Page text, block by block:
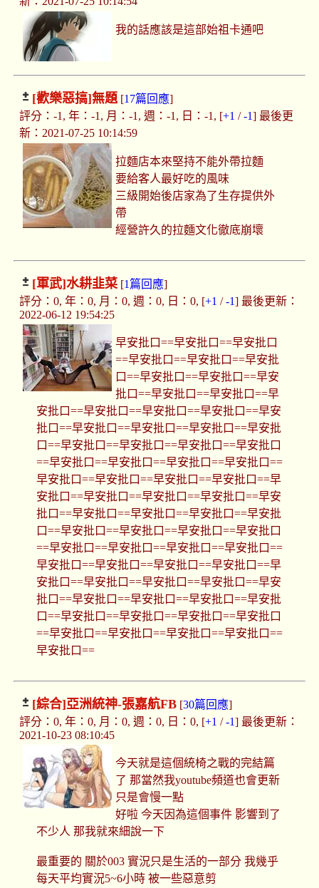
我的話應該是這部始祖卡通吧
[歡樂惡搞]無題[17篇回應]
評分：-1, 年：-1, 月：-1, 週：-1, 日：-1, [+1 /-1] 最後更
新：2021-07-25 10:14:59
拉麵店本來堅持不能外帶拉麵
要給客人最好吃的風味
三級開始後店家為了生存提供外
帶
經營許久的拉麵文化徹底崩壞
[軍武]水耕韭菜[1篇回應]
評分：0, 年：0, 月：0, 週：0, 日：0, [+1 /-1] 最後更新：
2022-06-12 19:54:25
早安批口==早安批口==早安批口
==早安批口==早安批口==早安批
口==早安批口==早安批口==早安
批口==早安批口==早安批口==早
安批口==早安批口==早安批口==早安批口==早安
批口==早安批口==早安批口==早安批口==早安批
口==早安批口==早安批口==早安批口==早安批口
==早安批口==早安批口==早安批口==早安批口==
早安批口==早安批口==早安批口==早安批口==早
安批口==早安批口==早安批口==早安批口==早安
批口==早安批口==早安批口==早安批口==早安批
口==早安批口==早安批口==早安批口==早安批口
==早安批口==早安批口==早安批口==早安批口==
早安批口==早安批口==早安批口==早安批口==早
安批口==早安批口==早安批口==早安批口==早安
批口==早安批口==早安批口==早安批口==早安批
口==早安批口==早安批口==早安批口==早安批口
==早安批口==早安批口==早安批口==早安批口==
早安批口==
[綜合]亞洲統神-張嘉航FB[30篇回應]
評分：0, 年：0, 月：0, 週：0, 日：0, [+1 /-1] 最後更新：
2021-10-23 08:10:45
今天就是這個統椅之戰的完結篇
了 那當然我youtube頻道也會更新
只是會慢一點
好啦 今天因為這個事件 影響到了
不少人 那我就來細說一下
最重要的 關於003 實況只是生活的一部分 我幾乎
每天平均實況5~6小時 被一些惡意剪